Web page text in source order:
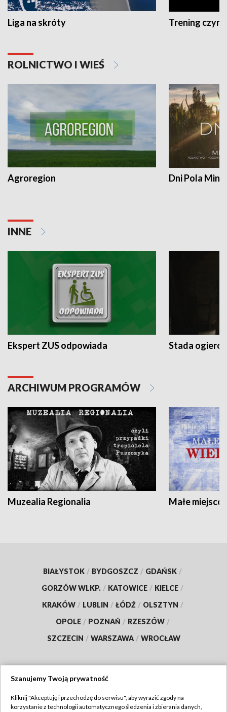
Liga na skróty Trening czyni
ROLNICTWO I WIEŚ
Agroregion Dni Pola
INNE
Ekspert ZUS odpowiada Stada
ARCHIWUM PROGRAMÓW
Muzealia Regionalia Małe
BIAŁYSTOK / BYDGOSZCZ / GDAŃSK /
GORZÓW WLKP. / KATOWICE / KIELCE /
KRAKÓW / LUBLIN / ŁÓDŹ / OLSZTYN /
OPOLE / POZNAŃ / RZESZÓW /
SZCZECIN / WARSZAWA / WROCŁAW
TVP
Szanujemy Twoją prywatność
Kliknij "Akceptuję i przechodzę do serwisu", aby wyrazić zgody na
korzystanie z technologii automatycznego śledzenia i zbierania danych,